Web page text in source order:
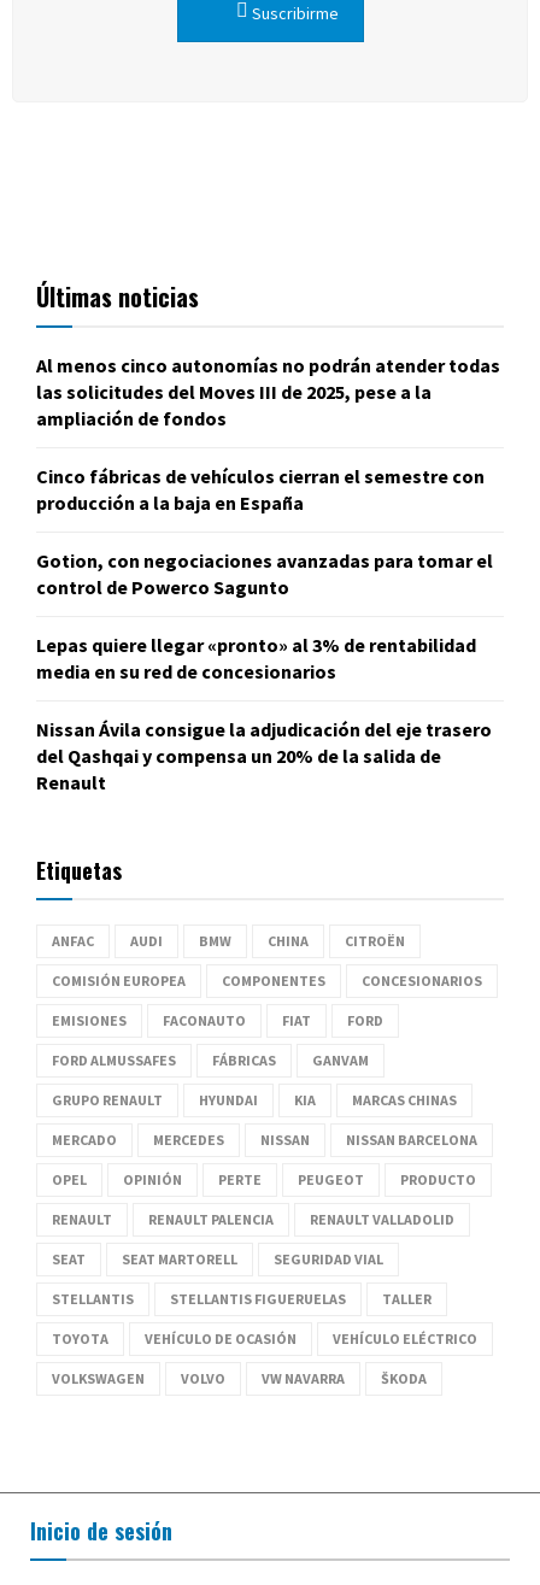
Suscribirme
Últimas noticias
Al menos cinco autonomías no podrán atender todas
las solicitudes del Moves III de 2025, pese a la
ampliación de fondos
Cinco fábricas de vehículos cierran el semestre con
producción a la baja en España
Gotion, con negociaciones avanzadas para tomar el
control de Powerco Sagunto
Lepas quiere llegar «pronto» al 3% de rentabilidad
media en su red de concesionarios
Nissan Ávila consigue la adjudicación del eje trasero
del Qashqai y compensa un 20% de la salida de
Renault
Etiquetas
ANFAC AUDI BMW CHINA CITROËN
COMISIÓN EUROPEA COMPONENTES CONCESIONARIOS
EMISIONES FACONAUTO FIAT FORD
FORD ALMUSSAFES FÁBRICAS GANVAM
GRUPO RENAULT HYUNDAI KIA MARCAS CHINAS
MERCADO MERCEDES NISSAN NISSAN BARCELONA
OPEL OPINIÓN PERTE PEUGEOT PRODUCTO
RENAULT RENAULT PALENCIA RENAULT VALLADOLID
SEAT SEAT MARTORELL SEGURIDAD VIAL
STELLANTIS STELLANTIS FIGUERUELAS TALLER
TOYOTA VEHÍCULO DE OCASIÓN VEHÍCULO ELÉCTRICO
VOLKSWAGEN VOLVO VW NAVARRA ŠKODA
Inicio de sesión